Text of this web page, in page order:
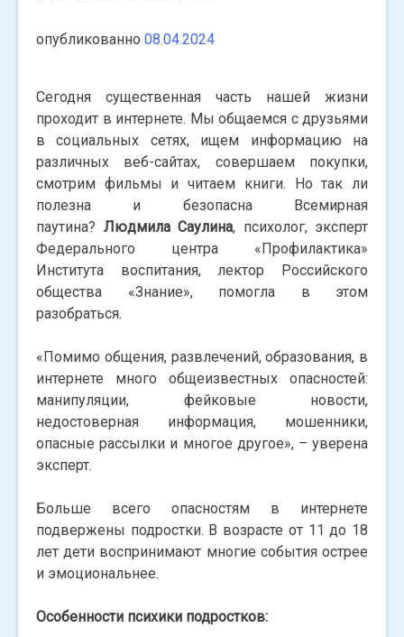
опубликованно 08.04.2024
Сегодня существенная часть нашей жизни
проходит в интернете. Мы общаемся с друзьями
в социальных сетях, ищем информацию на
различных веб-сайтах, совершаем покупки,
смотрим фильмы и читаем книги. Но так ли
полезна и безопасна Всемирная
паутина? Людмила Саулина, психолог, эксперт
Федерального центра «Профилактика»
Института воспитания, лектор Российского
общества «Знание», помогла в этом
разобраться.
«Помимо общения, развлечений, образования, в
интернете много общеизвестных опасностей:
манипуляции, фейковые новости,
недостоверная информация, мошенники,
опасные рассылки и многое другое», – уверена
эксперт.
Больше всего опасностям в интернете
подвержены подростки. В возрасте от 11 до 18
лет дети воспринимают многие события острее
и эмоциональнее.
Особенности психики подростков: